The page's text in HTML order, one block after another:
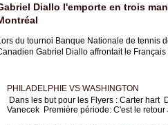
Diallo l'emporte en trois
du tournoi Banque Nationale de tennis
Gabriel Diallo affrontait le Français
PHILADELPHIE VS WASHINGTON
Dans les but pour les Flyers : Carter hart
Vanecek Première période: C'est le retour